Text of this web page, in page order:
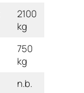
2100
kg
750
kg
n.b.